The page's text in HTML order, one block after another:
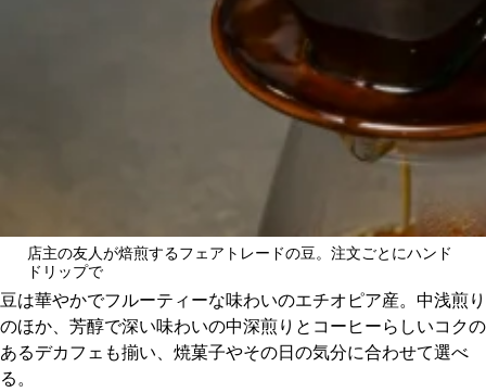
店主の友人が焙煎するフェアトレードの豆。注文ごとにハンド
ドリップで
豆は華やかでフルーティーな味わいのエチオピア産。中浅煎り
のほか、芳醇で深い味わいの中深煎りとコーヒーらしいコクの
あるデカフェも揃い、焼菓子やその日の気分に合わせて選べ
る。